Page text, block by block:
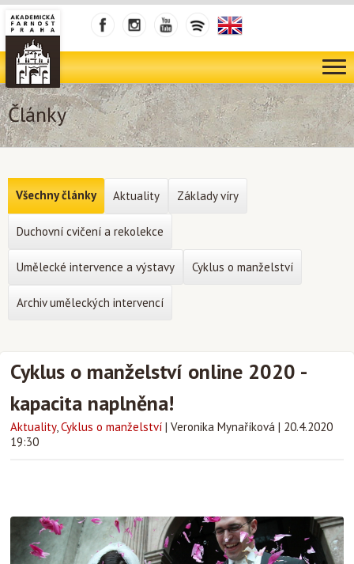
Články
Cyklus o manželství online 2020 -
kapacita naplněna!
Aktuality,Cyklus o manželství | Veronika Mynaříková | 20.4.2020
19:30
Všechny články Aktuality Základy víry
Duchovní cvičení a rekolekce
Umělecké intervence a výstavy Cyklus o manželství
Archiv uměleckých intervencí